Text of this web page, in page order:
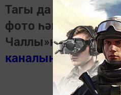
Тагы да
фото һәм
Чаллы»ныңMAX
каналында